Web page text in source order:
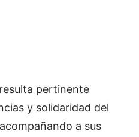
pertinente
y solidaridad del
a sus